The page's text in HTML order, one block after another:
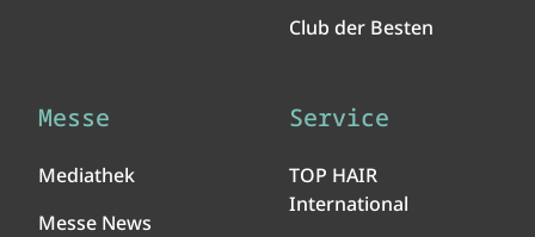
Club der Besten
Messe
Mediathek
Messe News
Service
TOP HAIR
International